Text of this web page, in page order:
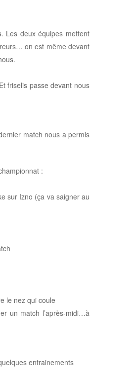
Les deux équipes mettent
on est même devant
friselis passe devant nous
match nous a permis
:
sur Izno (ça va saigner au
le nez qui coule
un match l’après-midi…à
entrainements